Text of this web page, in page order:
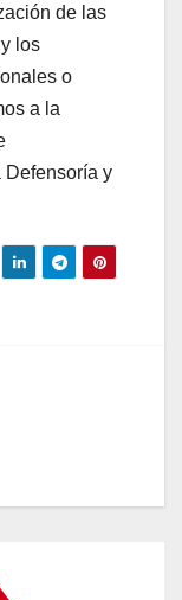
de las
los
o
a la
Defensoría y